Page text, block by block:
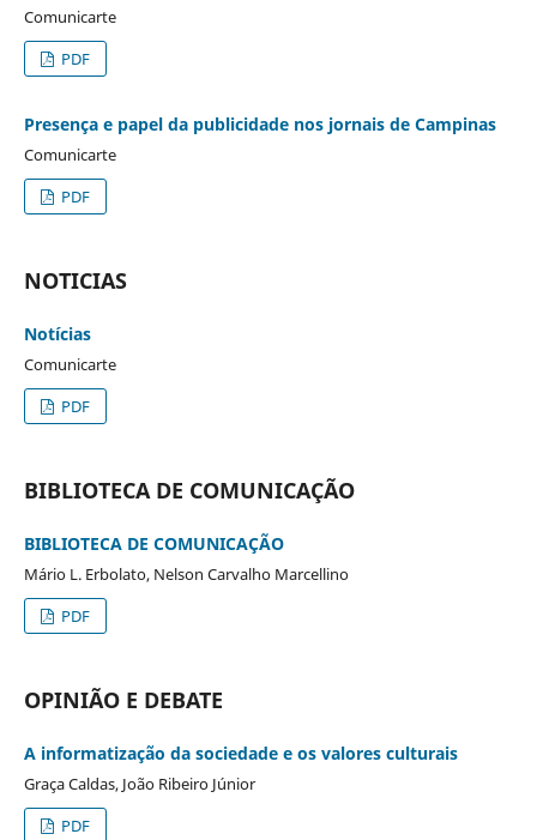
Comunicarte
PDF
Presença e papel da publicidade nos jornais de Campinas
Comunicarte
PDF
NOTICIAS
Notícias
Comunicarte
PDF
BIBLIOTECA DE COMUNICAÇÃO
BIBLIOTECA DE COMUNICAÇÃO
Mário L. Erbolato, Nelson Carvalho Marcellino
PDF
OPINIÃO E DEBATE
A informatização da sociedade e os valores culturais
Graça Caldas, João Ribeiro Júnior
PDF